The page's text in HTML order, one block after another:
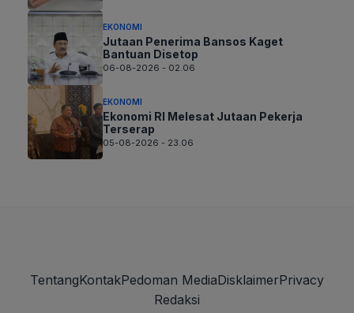
EKONOMI
Jutaan Penerima Bansos Kaget
Bantuan Disetop
06-08-2026 - 02.06
EKONOMI
Ekonomi RI Melesat Jutaan Pekerja
Terserap
05-08-2026 - 23.06
TentangKontakPedoman MediaDisklaimerPrivacy
Redaksi